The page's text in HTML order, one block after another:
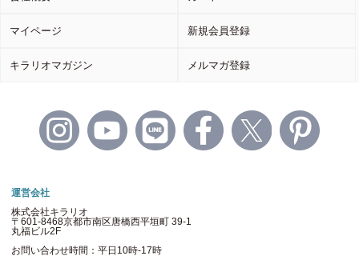
マイページ 新規会員登録
キラリオマガジン メルマガ登録
運営会社
株式会社キラリオ
〒601-8468京都市南区唐橋西平垣町 39-1
丸福ビル2F
お問い合わせ時間：平日10時-17時